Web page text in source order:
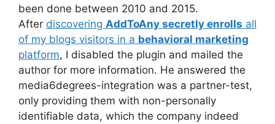
been done between 2010 and 2015.
After discovering AddToAny secretly enrolls all
of my blogs visitors in a behavioral marketing
platform, I disabled the plugin and mailed the
author for more information. He answered the
media6degrees-integration was a partner-test,
only providing them with non-personally
identifiable data, which the company indeed